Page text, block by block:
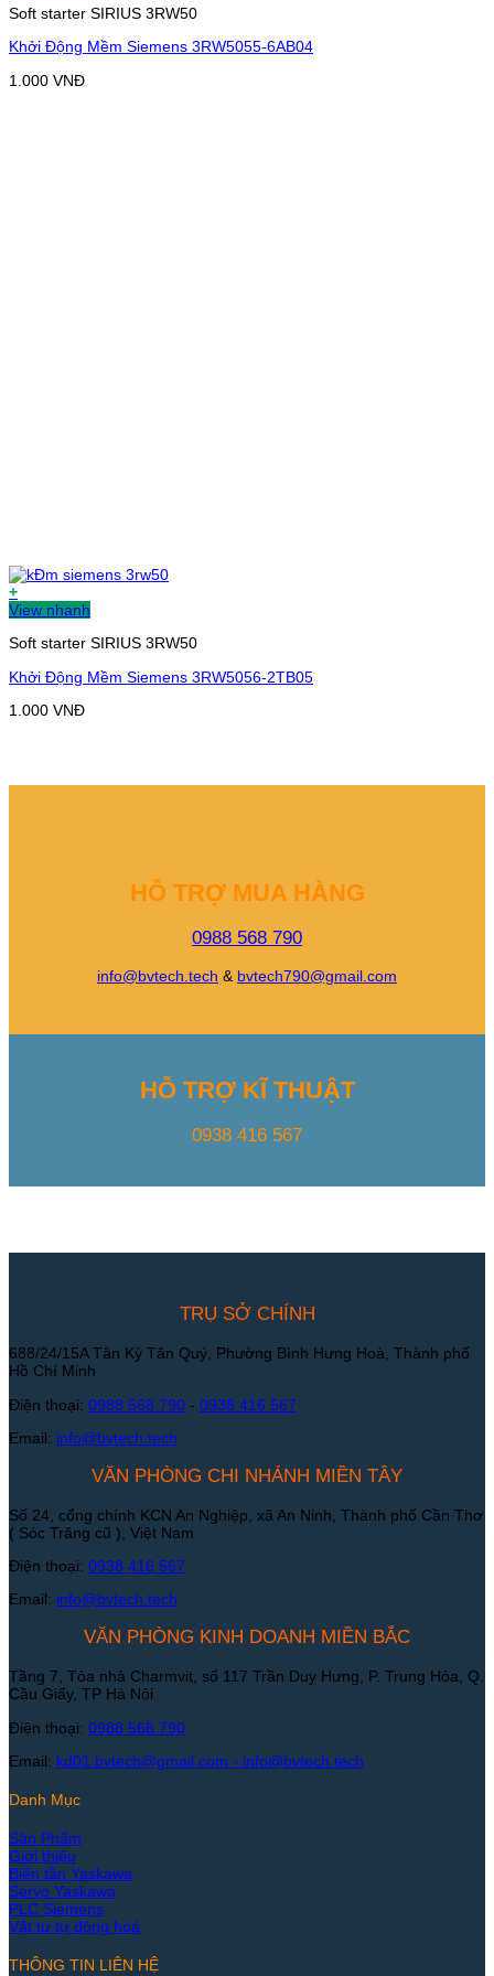
Soft starter SIRIUS 3RW50
Khởi Động Mềm Siemens 3RW5055-6AB04
1.000 VNĐ
+
View nhanh
Soft starter SIRIUS 3RW50
Khởi Động Mềm Siemens 3RW5056-2TB05
1.000 VNĐ
HỖ TRỢ MUA HÀNG
0988 568 790
info@bvtech.tech & bvtech790@gmail.com
HỖ TRỢ KĨ THUẬT
0938 416 567
TRỤ SỞ CHÍNH
688/24/15A Tân Kỳ Tân Quý, Phường Bình Hưng Hoà, Thành phố
Hồ Chí Minh
Điện thoại: 0988 568 790 - 0938 416 567
Email: info@bvtech.tech
VĂN PHÒNG CHI NHÁNH MIỀN TÂY
Số 24, cổng chính KCN An Nghiệp, xã An Ninh, Thành phố Cần Thơ
( Sóc Trăng cũ ), Việt Nam
Điện thoại: 0938 416 567
Email: info@bvtech.tech
VĂN PHÒNG KINH DOANH MIỀN BẮC
Tầng 7, Tòa nhà Charmvit, số 117 Trần Duy Hưng, P. Trung Hòa, Q.
Cầu Giấy, TP Hà Nội
Điện thoại: 0988 568 790
Email: kd01.bvtech@gmail.com - info@bvtech.tech
Danh Mục
Sản Phẩm
Giới thiệu
Biến tần Yaskawa
Servo Yaskawa
PLC Siemens
Vật tư tự động hoá
THÔNG TIN LIÊN HỆ